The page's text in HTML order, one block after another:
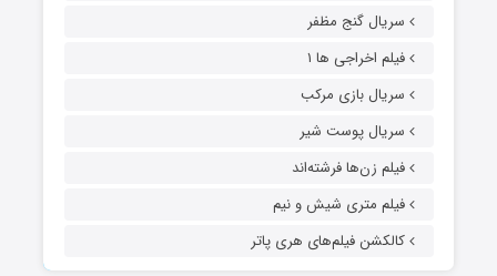
سریال گنج مظفر
فیلم اخراجی ها ۱
سریال بازی مرکب
سریال پوست شیر
فیلم زن‌ها فرشته‌اند
فیلم متری شیش و نیم
کالکشن فیلم‌های هری پاتر